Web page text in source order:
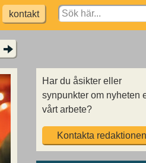
kontakt
Search
for:
Har du åsikter eller
synpunkter om nyheten
vårt arbete?
Kontakta redaktionen